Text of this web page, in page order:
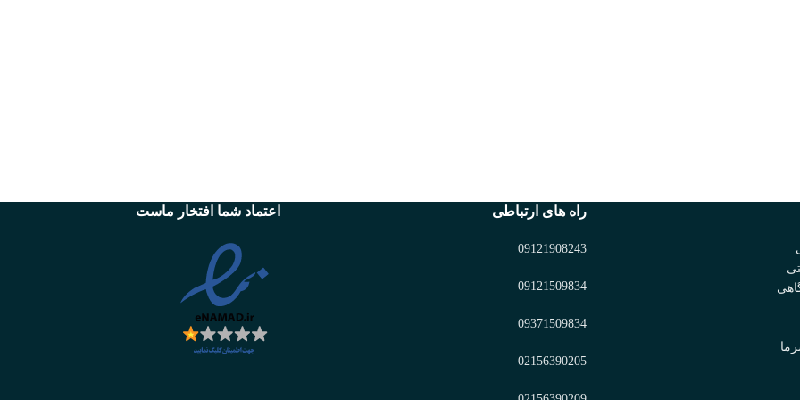
راه های ارتباطی
09121908243
09121509834
09371509834
02156390205
اعتماد شما افتخار ماست